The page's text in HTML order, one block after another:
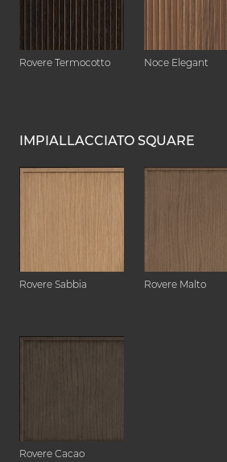
Rovere Termocotto Noce Elegant
IMPIALLACCIATO SQUARE
Rovere Sabbia Rovere Malto
Rovere Cacao